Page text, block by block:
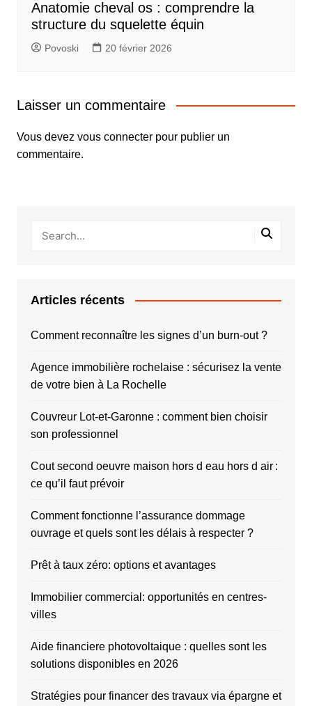
Anatomie cheval os : comprendre la
structure du squelette équin
Povoski 20 février 2026
Laisser un commentaire
Vous devez vous connecterpour publier un
commentaire.
Articles récents
Comment reconnaître les signes d’un burn-out ?
Agence immobilière rochelaise : sécurisez la vente
de votre bien à La Rochelle
Couvreur Lot-et-Garonne : comment bien choisir
son professionnel
Cout second oeuvre maison hors d eau hors d air :
ce qu’il faut prévoir
Comment fonctionne l’assurance dommage
ouvrage et quels sont les délais à respecter ?
Prêt à taux zéro: options et avantages
Immobilier commercial: opportunités en centres-
villes
Aide financiere photovoltaique : quelles sont les
solutions disponibles en 2026
Stratégies pour financer des travaux via épargne et